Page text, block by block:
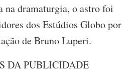
na dramaturgia, o astro foi
dos Estúdios Globo por
de Bruno Luperi.
DA PUBLICIDADE